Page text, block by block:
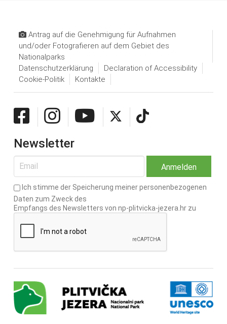
Antrag auf die Genehmigung für Aufnahmen
und/oder Fotografieren auf dem Gebiet des
Nationalparks
Datenschutzerklärung
Declaration of Accessibility
Cookie-Politik
Kontakte
Newsletter
Ich stimme der Speicherung meiner personenbezogenen
Daten zum Zweck des
Empfangs des Newsletters von np-plitvicka-jezera.hr zu